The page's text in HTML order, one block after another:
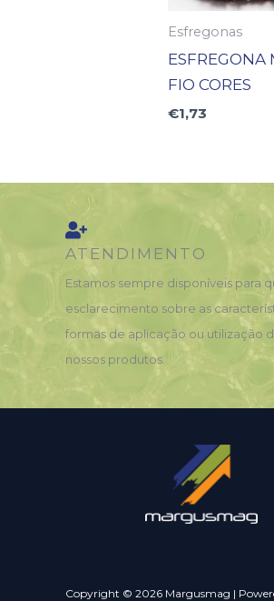
Esfregonas
ESFREGONA
FIO CORES
€1,73
ATENDIMENTO
Estamos sempre disponíveis para
esclarecimento sobre as
formas de aplicação ou utilização
nossos produtos.
Copyright © 2026 Margusmag |